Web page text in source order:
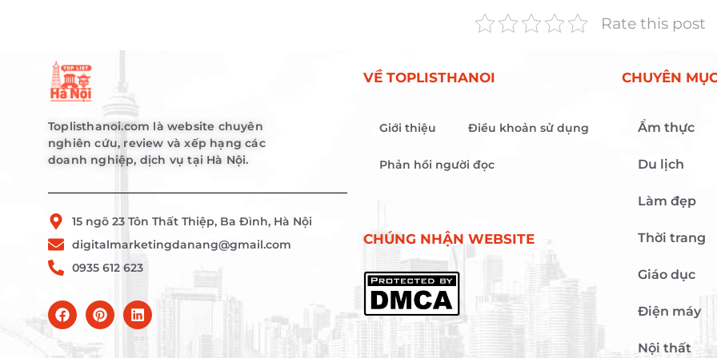
Rate this post
Toplisthanoi.com là website chuyên
nghiên cứu, review và xếp hạng các
doanh nghiệp, dịch vụ tại Hà Nội.
15 ngõ 23 Tôn Thất Thiệp, Ba Đình, Hà Nội
digitalmarketingdanang@gmail.com
0935 612 623
VỀ TOPLISTHANOI
Giới thiệu Điều khoản sử dụng
Phản hồi người đọc
CHÚNG NHẬN WEBSITE
CHUYÊN
Ẩm thực
Du lịch
Làm đẹp
Thời trang
Giáo dục
Điện máy
Nội thất